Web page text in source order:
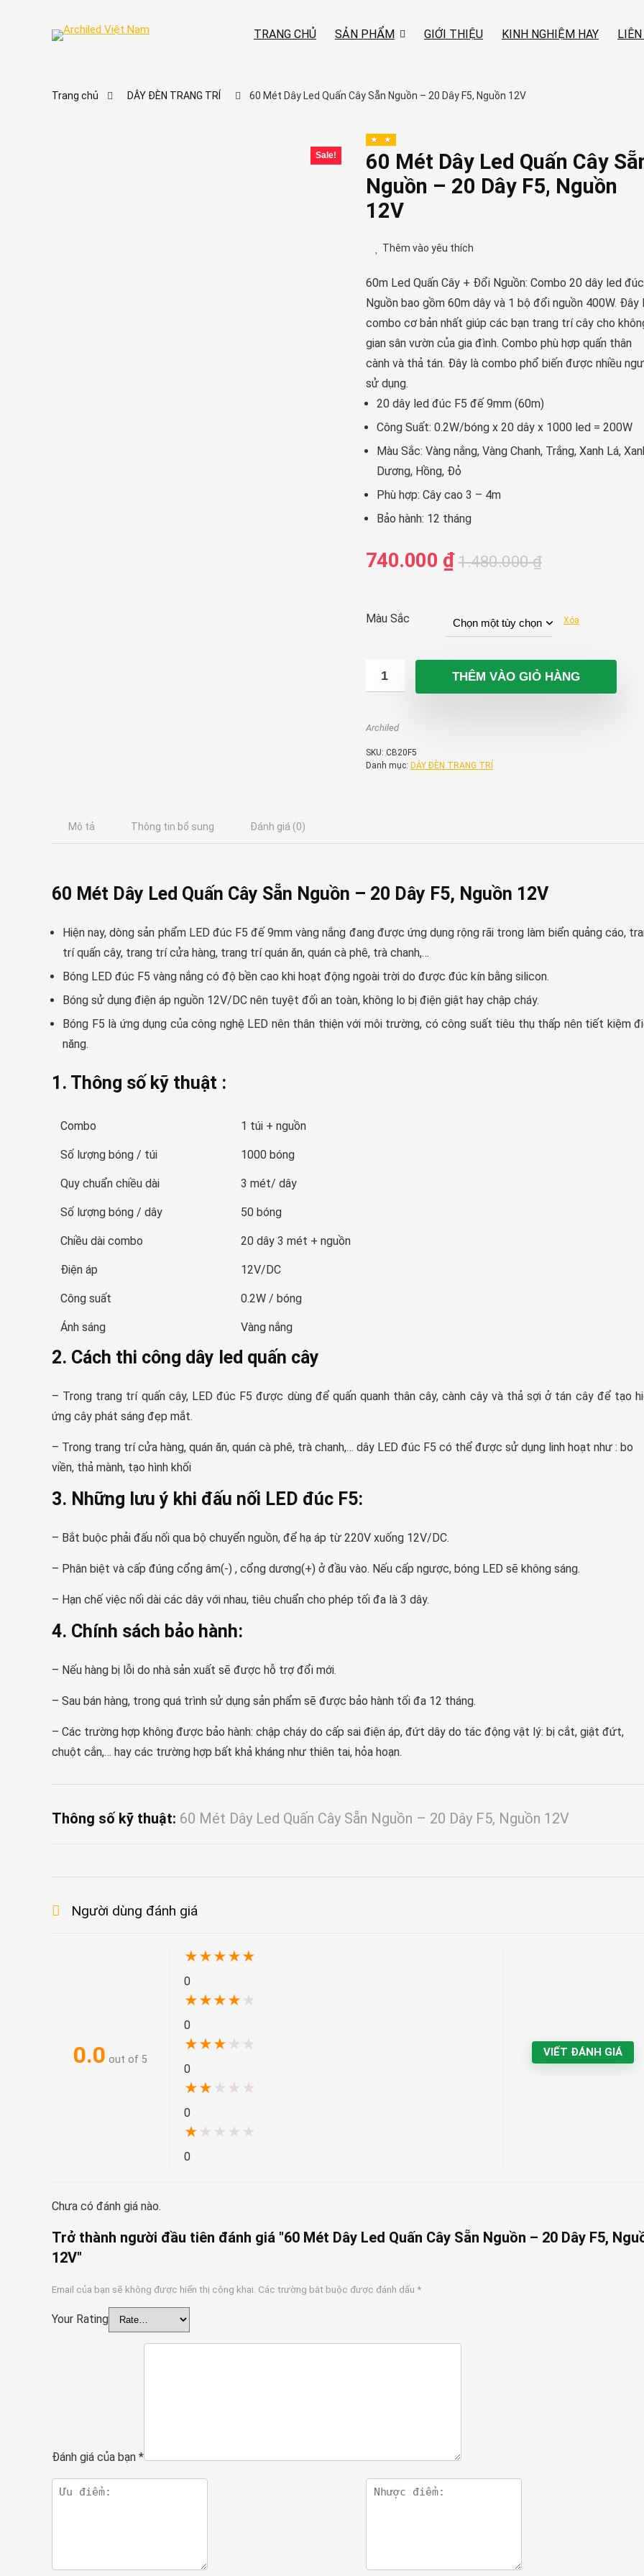
TRANG CHỦ SẢN PHẨM GIỚI THIỆU KINH NGHIỆM HAY
Trang chủ DÂY ĐÈN TRANG TRÍ 60 Mét Dây Led Quấn Cây Sẵn Nguồn – 20 Dây F5, Nguồn 12V
Sale!
60 Mét Dây Led Quấn Cây
Nguồn – 20 Dây F5, Nguồn
12V
Thêm vào yêu thích
60m Led Quấn Cây + Đổi Nguồn: Combo 20 dây led
Nguồn bao gồm 60m dây và 1 bộ đổi nguồn 400W. Đây
combo cơ bản nhất giúp các bạn trang trí cây cho
gian sân vườn của gia đình. Combo phù hợp quấn thân
cành và thả tán. Đây là combo phổ biến được nhiều
sử dụng.
20 dây led đúc F5 đế 9mm (60m)
Công Suất: 0.2W/bóng x 20 dây x 1000 led = 200W
Màu Sắc: Vàng nắng, Vàng Chanh, Trắng, Xanh Lá,
Dương, Hồng, Đỏ
Phù hợp: Cây cao 3 – 4m
Bảo hành: 12 tháng
1.480.000₫Giá
1.480.000
740.000 ₫
Giá
là:
740.000 ₫.
Màu Sắc Xóa
THÊM VÀO GIỎ HÀNG
Archiled
SKU: CB20F5
Danh mục: DÂY ĐÈN TRANG TRÍ
Mô tả Thông tin bổ sung Đánh giá (0)
60 Mét Dây Led Quấn Cây Sẵn Nguồn – 20 Dây F5, Nguồn 12V
Hiện nay, dòng sản phẩm LED đúc F5 đế 9mm vàng nắng đang được ứng dụng rộng rãi trong làm biển quảng cáo,
trí quấn cây, trang trí cửa hàng, trang trí quán ăn, quán cà phê, trà chanh,…
Bóng LED đúc F5 vàng nắng có độ bền cao khi hoạt động ngoài trời do được đúc kín bằng silicon.
Bóng sử dụng điện áp nguồn 12V/DC nên tuyệt đối an toàn, không lo bị điện giật hay chập cháy.
Bóng F5 là ứng dụng của công nghệ LED nên thân thiện với môi trường, có công suất tiêu thụ thấp nên tiết kiệm
năng.
1. Thông số kỹ thuật :
Combo 1 túi + nguồn
Số lượng bóng / túi 1000 bóng
Quy chuẩn chiều dài 3 mét/ dây
Số lượng bóng / dây 50 bóng
Chiều dài combo 20 dây 3 mét + nguồn
Điện áp 12V/DC
Công suất 0.2W / bóng
Ánh sáng Vàng nắng
Kích thước Đường kính mắt LED 5mm, đường kính đế 9mm
Tiêu chuẩn
Tuổi thọ >45.000 giờ
2. Cách thi công dây led quấn cây
– Trong trang trí quấn cây, LED đúc F5 được dùng để quấn quanh thân cây, cành cây và thả sợi ở tán cây để tạo
ứng cây phát sáng đẹp mắt.
– Trong trang trí cửa hàng, quán ăn, quán cà phê, trà chanh,… dây LED đúc F5 có thể được sử dụng linh hoạt như : bo
viền, thả mành, tạo hình khối
3. Những lưu ý khi đấu nối LED đúc F5:
– Bắt buộc phải đấu nối qua bộ chuyển nguồn, để hạ áp từ 220V xuống 12V/DC.
– Phân biệt và cấp đúng cổng âm(-) , cổng dương(+) ở đầu vào. Nếu cấp ngược, bóng LED sẽ không sáng.
– Hạn chế việc nối dài các dây với nhau, tiêu chuẩn cho phép tối đa là 3 dây.
4. Chính sách bảo hành:
– Nếu hàng bị lỗi do nhà sản xuất sẽ được hỗ trợ đổi mới.
– Sau bán hàng, trong quá trình sử dụng sản phẩm sẽ được bảo hành tối đa 12 tháng.
– Các trường hợp không được bảo hành: chập cháy do cấp sai điện áp, đứt dây do tác động vật lý: bị cắt, giật đứt,
chuột cắn,… hay các trường hợp bất khả kháng như thiên tai, hỏa hoạn.
Thông số kỹ thuật: 60 Mét Dây Led Quấn Cây Sẵn Nguồn – 20 Dây F5, Nguồn 12V
Người dùng đánh giá
0.0 out of 5
★★★★★
0
★★★★ ★
0
★★★ ★ ★
0
★★ ★ ★ ★
0
★ ★ ★ ★ ★
0
VIẾT ĐÁNH GIÁ
Chưa có đánh giá nào.
Trở thành người đầu tiên đánh giá "60 Mét Dây Led Quấn Cây Sẵn Nguồn – 20 Dây F5,
12V"
Email của bạn sẽ không được hiển thị công khai. Các trường bắt buộc được đánh dấu *
Your Rating
Đánh giá của bạn *